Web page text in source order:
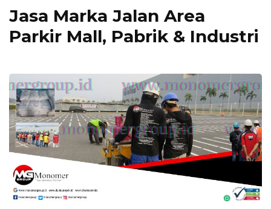
Jasa Marka Jalan Area
Parkir Mall, Pabrik & Industri